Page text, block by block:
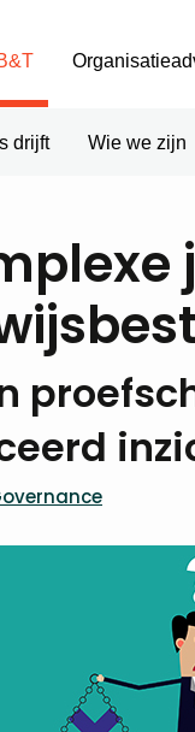
drijft Wie we zijn